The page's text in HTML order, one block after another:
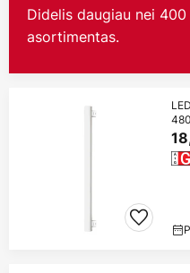
Didelis daugiau nei
asortimentas.